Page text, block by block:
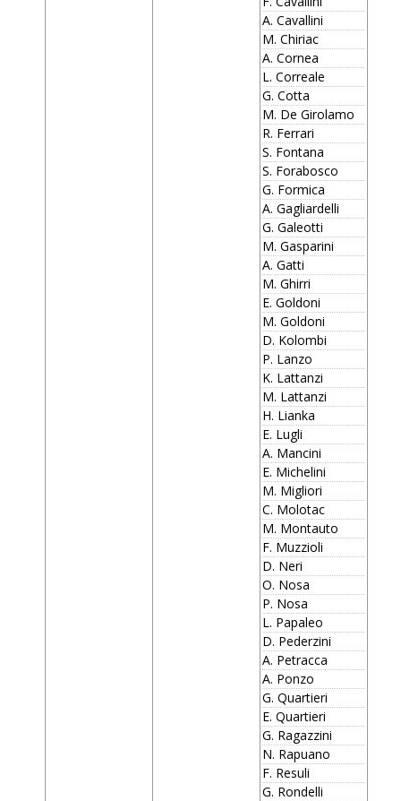
A. Cavallini
M. Chiriac
A. Cornea
L. Correale
G. Cotta
M. De Girolamo
R. Ferrari
S. Fontana
S. Forabosco
G. Formica
A. Gagliardelli
G. Galeotti
M. Gasparini
A. Gatti
M. Ghirri
E. Goldoni
M. Goldoni
D. Kolombi
P. Lanzo
K. Lattanzi
M. Lattanzi
H. Lianka
E. Lugli
A. Mancini
E. Michelini
M. Migliori
C. Molotac
M. Montauto
F. Muzzioli
D. Neri
O. Nosa
P. Nosa
L. Papaleo
D. Pederzini
A. Petracca
A. Ponzo
G. Quartieri
E. Quartieri
G. Ragazzini
N. Rapuano
F. Resuli
G. Rondelli